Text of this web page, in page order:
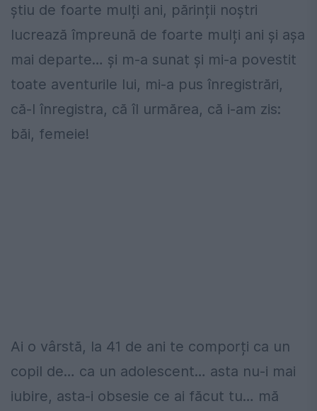
știu de foarte mulți ani, părinții noștri
lucrează împreună de foarte mulți ani și așa
mai departe… și m-a sunat și mi-a povestit
toate aventurile lui, mi-a pus înregistrări,
că-l înregistra, că îl urmărea, că i-am zis:
băi, femeie!
Ai o vârstă, la 41 de ani te comporți ca un
copil de… ca un adolescent… asta nu-i mai
iubire, asta-i obsesie ce ai făcut tu… mă